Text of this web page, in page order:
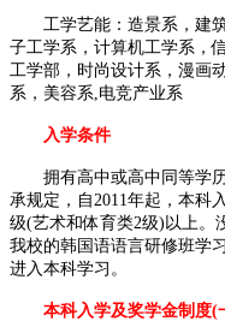
工学艺能：造景系，建筑
子工学系，计算机工学系，
工学部，时尚设计系，漫画
系，美容系,电竞产业系
入学条件
拥有高中或高中同等学历
承规定，自2011年起，本科
级(艺术和体育类2级)以上。
我校的韩国语语言研修班学
进入本科学习。
本科入学及奖学金制度(